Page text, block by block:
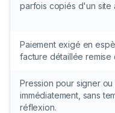
parfois copiés d'un site
Paiement exigé en
facture détaillée remise
Pression pour signer
immédiatement, sans
réflexion.